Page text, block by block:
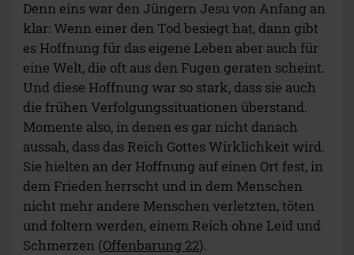
Denn eins war den Jüngern Jesu von Anfang an
klar: Wenn einer den Tod besiegt hat, dann gibt
es Hoffnung für das eigene Leben aber auch für
eine Welt, die oft aus den Fugen geraten scheint.
Und diese Hoffnung war so stark, dass sie auch
die frühen Verfolgungssituationen überstand.
Momente also, in denen es gar nicht danach
aussah, dass das Reich Gottes Wirklichkeit wird.
Sie hielten an der Hoffnung auf einen Ort fest, in
dem Frieden herrscht und in dem Menschen
nicht mehr andere Menschen verletzten, töten
und foltern werden, einem Reich ohne Leid und
Schmerzen (Offenbarung 22).